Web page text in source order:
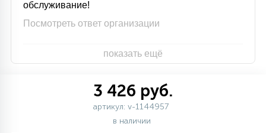
обслуживание!
Посмотреть ответ организации
показать ещё
3 426 руб.
артикул: v-1144957
в наличии